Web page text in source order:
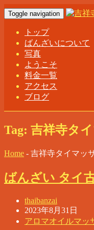
Toggle navigation
トップ
ばんざいについて
写真
ようこそ
料金一覧
アクセス
ブログ
Tag: 吉祥寺タ
Home - 吉祥寺タイマッ
ばんざい タイ
thaibanzai
2023年8月31日
アロマオイルマッ